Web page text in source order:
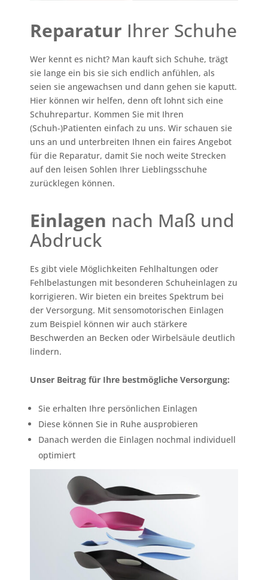
Reparatur Ihrer Schuhe
Wer kennt es nicht? Man kauft sich Schuhe, trägt
sie lange ein bis sie sich endlich anfühlen, als
seien sie angewachsen und dann gehen sie kaputt.
Hier können wir helfen, denn oft lohnt sich eine
Schuhrepartur. Kommen Sie mit Ihren
(Schuh-)Patienten einfach zu uns. Wir schauen sie
uns an und unterbreiten Ihnen ein faires Angebot
für die Reparatur, damit Sie noch weite Strecken
auf den leisen Sohlen Ihrer Lieblingsschuhe
zurücklegen können.
Einlagen nach Maß und
Abdruck
Es gibt viele Möglichkeiten Fehlhaltungen oder
Fehlbelastungen mit besonderen Schuheinlagen zu
korrigieren. Wir bieten ein breites Spektrum bei
der Versorgung. Mit sensomotorischen Einlagen
zum Beispiel können wir auch stärkere
Beschwerden an Becken oder Wirbelsäule deutlich
lindern.
Unser Beitrag für Ihre bestmögliche Versorgung:
Sie erhalten Ihre persönlichen Einlagen
Diese können Sie in Ruhe ausprobieren
Danach werden die Einlagen nochmal individuell
optimiert